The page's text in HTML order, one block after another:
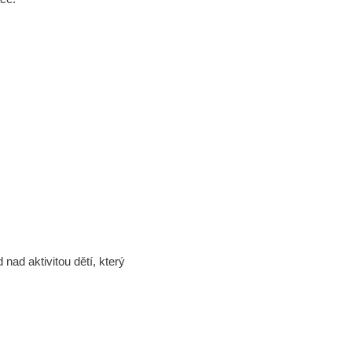
nad aktivitou dětí, který